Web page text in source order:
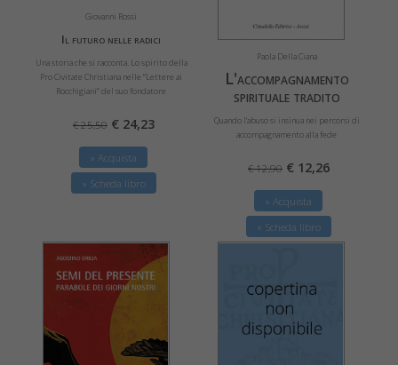
Giovanni Rossi
Il futuro nelle radici
Una storia che si racconta. Lo spirito della
Pro Civitate Christiana nelle “Lettere ai
Rocchigiani” del suo fondatore
€ 25,50 € 24,23
» Acquista
» Scheda libro
Paola Della Ciana
L'accompagnamento
spirituale tradito
Quando l'abuso si insinua nei percorsi di
accompagnamento alla fede
€ 12,90 € 12,26
» Acquista
» Scheda libro